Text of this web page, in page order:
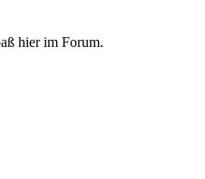
hier im Forum.